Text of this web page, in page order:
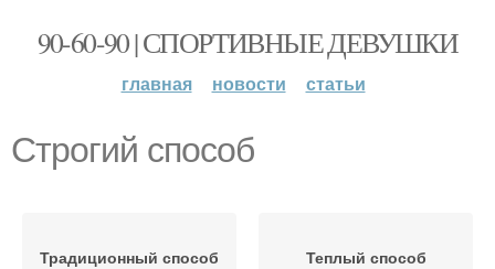
90-60-90 | СПОРТИВНЫЕ ДЕВУШКИ
главная новости статьи
Строгий способ
Традиционный способ Теплый способ